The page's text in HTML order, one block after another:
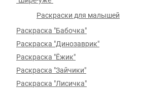
Раскраски для малышей
Раскраска "Бабочка"
Раскраска "Динозаврик"
Раскраска "Ёжик"
Раскраска "Зайчики"
Раскраска "Лисичка"